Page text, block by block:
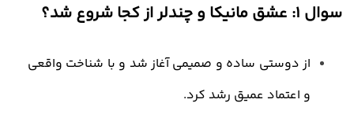
سوال ۱: عشق مانیکا و چندلر از کجا شروع شد؟
از دوستی ساده و صمیمی آغاز شد و با شناخت واقعی
و اعتماد عمیق رشد کرد.